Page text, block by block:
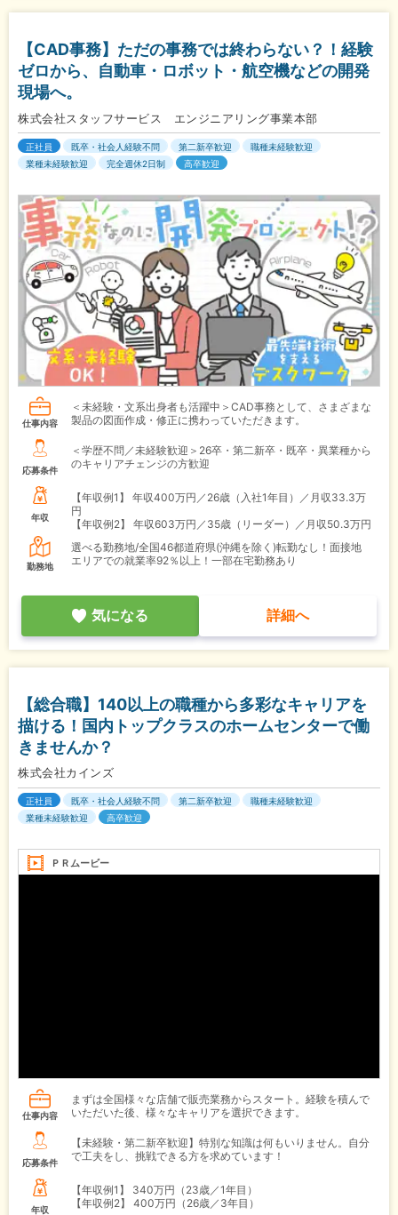
【CAD事務】ただの事務では終わらない？！経験
ゼロから、自動車・ロボット・航空機などの開発
現場へ。
株式会社スタッフサービス エンジニアリング事業本部
正社員 既卒・社会人経験不問 第二新卒歓迎
職種未経験歓迎
業種未経験歓迎
完全週休2日制 高卒歓迎
仕事内容
＜未経験・文系出身者も活躍中＞CAD事務として、さまざまな
製品の図面作成・修正に携わっていただきます。
応募条件
＜学歴不問／未経験歓迎＞26卒・第二新卒・既卒・異業種から
のキャリアチェンジの方歓迎
年収
【年収例1】
年収400万円／26歳（入社1年目）／月収33.3万
円
【年収例2】
年収603万円／35歳（リーダー）／月収50.3万円
勤務地
選べる勤務地/全国46都道府県(沖縄を除く)転勤なし！面接地
エリアでの就業率92％以上！一部在宅勤務あり
気になる 詳細へ
【総合職】140以上の職種から多彩なキャリアを
描ける！国内トップクラスのホームセンターで働
きませんか？
株式会社カインズ
正社員 既卒・社会人経験不問 第二新卒歓迎
職種未経験歓迎
業種未経験歓迎
高卒歓迎
ＰＲムービー
仕事内容
まずは全国様々な店舗で販売業務からスタート。経験を積んで
いただいた後、様々なキャリアを選択できます。
応募条件
【未経験・第二新卒歓迎】特別な知識は何もいりません。自分
で工夫をし、挑戦できる方を求めています！
年収
【年収例1】
340万円（23歳／1年目）
【年収例2】
400万円（26歳／3年目）